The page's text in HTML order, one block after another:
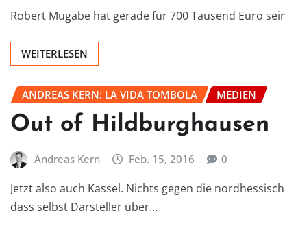
Robert Mugabe hat gerade für 700 Tausend Euro
WEITERLESEN
ANDREAS KERN: LA VIDA TOMBOLA MEDIEN
Out of Hildburghausen
Andreas Kern Feb. 15, 2016 0
Jetzt also auch Kassel. Nichts gegen die
dass selbst Darsteller über…